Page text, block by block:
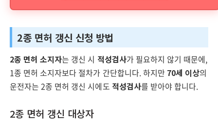
2종 면허 갱신 신청 방법
2종 면허 소지자는 갱신 시 적성검사가 필요하지 않기 때문에,
1종 면허 소지자보다 절차가 간단합니다. 하지만 70세 이상의
운전자는 2종 면허 갱신 시에도 적성검사를 받아야 합니다.
2종 면허 갱신 대상자